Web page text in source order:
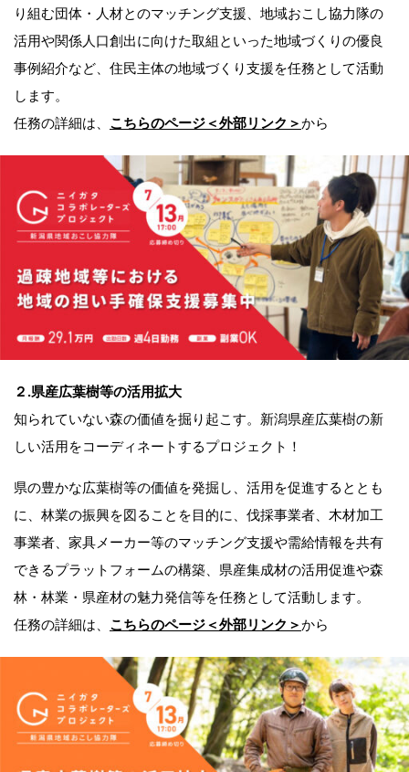
り組む団体・人材とのマッチング支援、地域おこし協力隊の
活用や関係人口創出に向けた取組といった地域づくりの優良
事例紹介など、住民主体の地域づくり支援を任務として活動
します。
任務の詳細は、 こちらのページ＜外部リンク＞から
２.県産広葉樹等の活用拡大
知られていない森の価値を掘り起こす。新潟県産広葉樹の新
しい活用をコーディネートするプロジェクト！
県の豊かな広葉樹等の価値を発掘し、活用を促進するととも
に、林業の振興を図ることを目的に、伐採事業者、木材加工
事業者、家具メーカー等のマッチング支援や需給情報を共有
できるプラットフォームの構築、県産集成材の活用促進や森
林・林業・県産材の魅力発信等を任務として活動します。
任務の詳細は、 こちらのページ＜外部リンク＞から